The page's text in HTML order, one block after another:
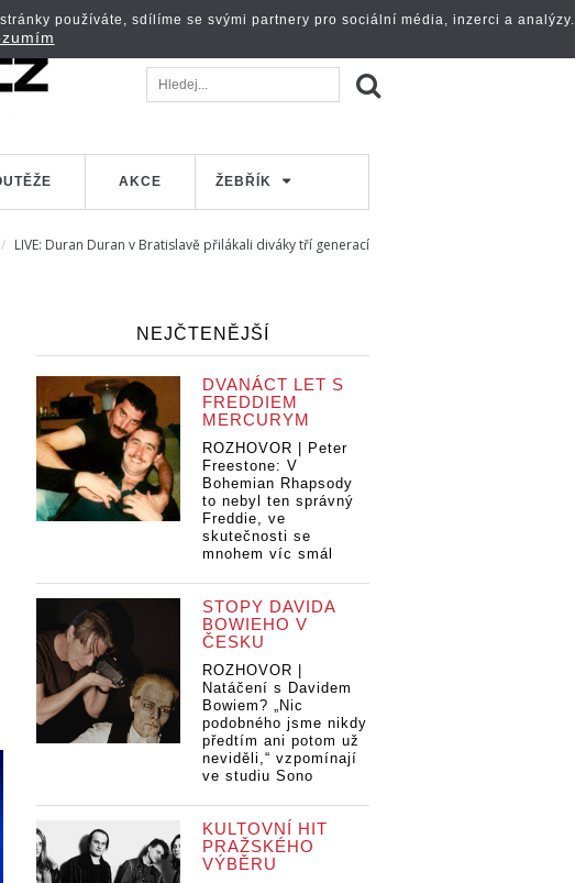
AKCE ŽEBŘÍK
LIVE: Duran Duran v Bratislavě přilákali diváky tří generací
NEJČTENĚJŠÍ
DVANÁCT LET S
FREDDIEM
MERCURYM
ROZHOVOR | Peter
Freestone: V
Bohemian Rhapsody
to nebyl ten správný
Freddie, ve
skutečnosti se
mnohem víc smál
STOPY DAVIDA
BOWIEHO V
ČESKU
ROZHOVOR |
Natáčení s Davidem
Bowiem? „Nic
podobného jsme nikdy
předtím ani potom už
neviděli,“ vzpomínají
ve studiu Sono
KULTOVNÍ HIT
PRAŽSKÉHO
VÝBĚRU
používáte, sdílíme se svými partnery pro sociální média, inzerci a analýzy.